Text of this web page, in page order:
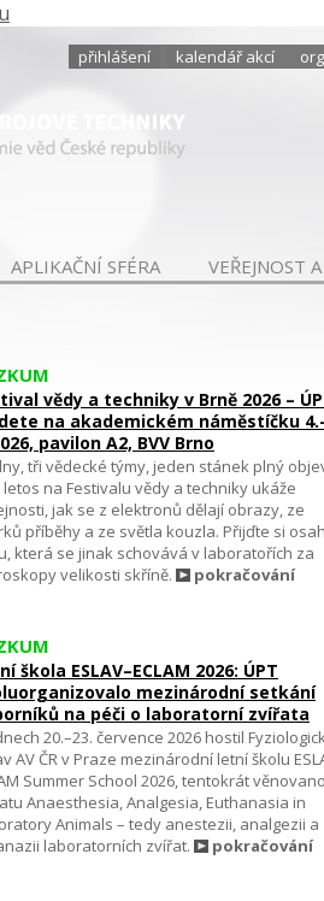
přihlášení kalendář akcí
APLIKAČNÍ SFÉRA VEŘEJNOST
vědy a techniky v Brně 2026 –
na akademickém náměstíčku
pavilon A2, BVV Brno
tři vědecké týmy, jeden stánek plný
letos na Festivalu vědy a techniky ukáže
jak se z elektronů dělají obrazy, ze
příběhy a ze světla kouzla. Přijďte si
která se jinak schovává v laboratořích za
velikosti skříně.
pokračování
škola ESLAV–ECLAM 2026: ÚPT
mezinárodní setkání
na péči o laboratorní zvířata
20.–23. července 2026 hostil
AV ČR v Praze mezinárodní letní školu
Summer School 2026, tentokrát
Anaesthesia, Analgesia, Euthanasia in
Animals – tedy anestezii, analgezii a
laboratorních zvířat.
pokračování